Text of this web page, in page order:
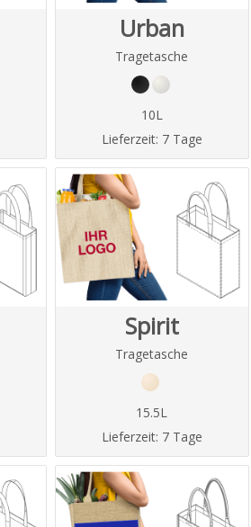
Urban
Tragetasche
10L
Lieferzeit: 7 Tage
Spirit
Tragetasche
15.5L
Lieferzeit: 7 Tage